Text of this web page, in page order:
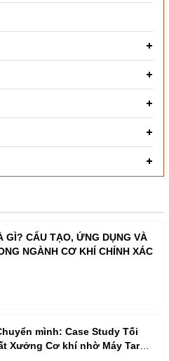
GÌ? CẤU TẠO, ỨNG DỤNG VÀ
NGÀNH CƠ KHÍ CHÍNH XÁC
mình: Case Study Tối
Xưởng Cơ khí nhờ Máy Taro